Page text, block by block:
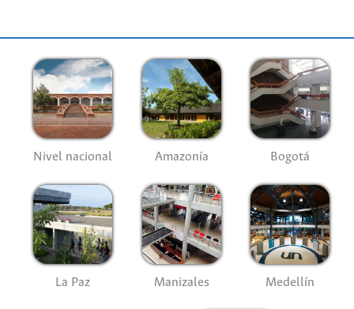
Nivel nacional Amazonía Bogotá
La Paz Manizales Medellín